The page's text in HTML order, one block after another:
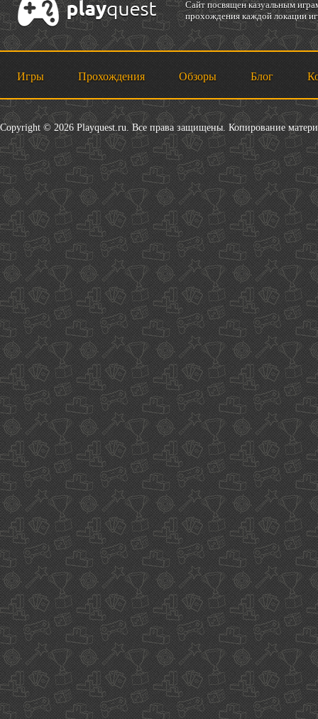
Cайт посвящен казуальным
прохождения каждой локации
Игры Прохождения Обзоры Блог
Copyright © 2026 Playquest.ru. Все права защищены. Копирование